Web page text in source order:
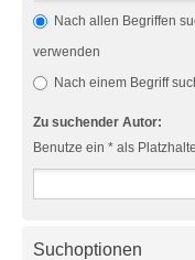
Nach allen Begriffen
verwenden
Nach einem Begriff
Zu suchender Autor:
Benutze ein * als
Suchoptionen